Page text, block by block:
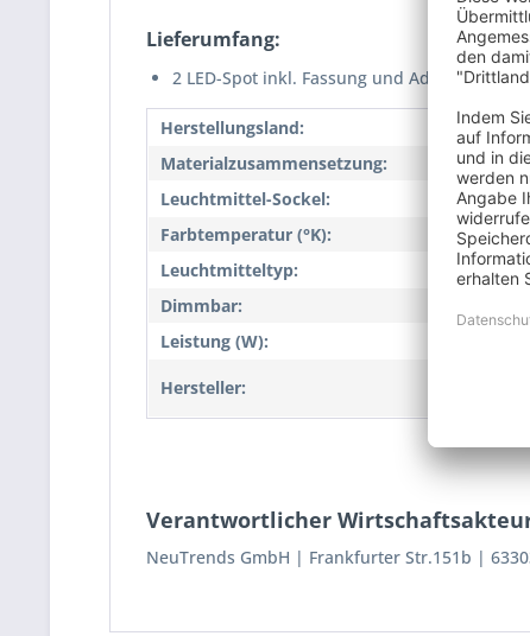
Lieferumfang:
2 LED-Spot inkl. Fassung und Adapterkabel
Herstellungsland:
CN
Materialzusammensetzung:
Leuchtmittel-Sockel:
Farbtemperatur (°K):
3000
Leuchtmitteltyp:
LED
Dimmbar:
Leistung (W):
Hersteller:
Verantwortlicher
NeuTrends GmbH Frankfurter Str.151b